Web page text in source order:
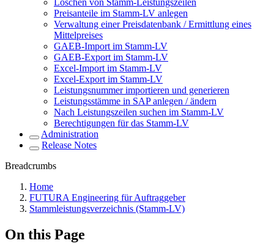
Löschen von Stamm-Leistungszeilen
Preisanteile im Stamm-LV anlegen
Verwaltung einer Preisdatenbank / Ermittlung eines
Mittelpreises
GAEB-Import im Stamm-LV
GAEB-Export im Stamm-LV
Excel-Import im Stamm-LV
Excel-Export im Stamm-LV
Leistungsnummer importieren und generieren
Leistungsstämme in SAP anlegen / ändern
Nach Leistungszeilen suchen im Stamm-LV
Berechtigungen für das Stamm-LV
Administration
Release Notes
Breadcrumbs
Home
FUTURA Engineering für Auftraggeber
Stammleistungsverzeichnis (Stamm-LV)
On this Page